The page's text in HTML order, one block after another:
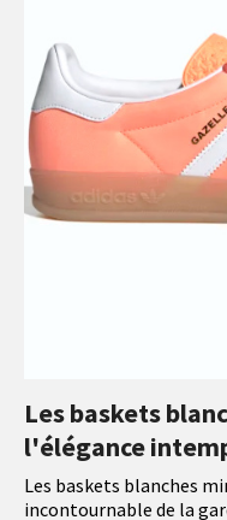
Les baskets
l'élégance
Les baskets blanches
incontournable de la